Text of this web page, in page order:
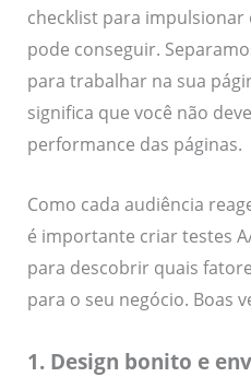
checklist para impulsionar
pode conseguir.
para trabalhar na sua
significa que você não
performance das páginas.
Como cada audiência
é importante criar testes
para descobrir quais
para o seu negócio. Boas
1. Design bonito e